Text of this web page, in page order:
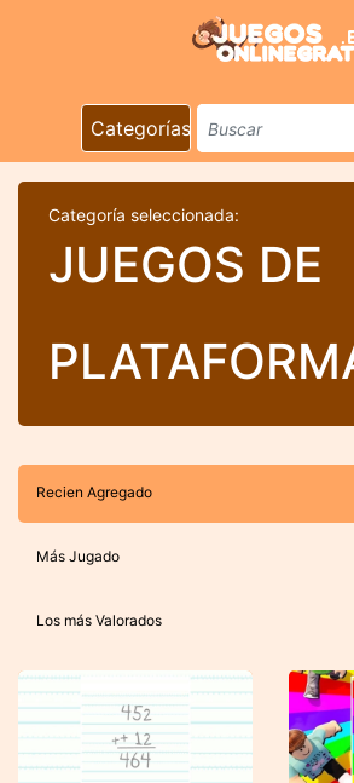
Categorías
Categoría seleccionada:
JUEGOS DE
Recien Agregado
Más Jugado
Los más Valorados